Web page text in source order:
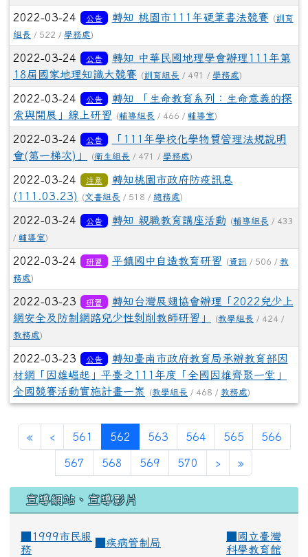
2022-03-24 公告 轉知 桃園市111年硬筆書法競賽 (訓育
組長 / 522 / 學務處)
2022-03-24 公告
轉知 中華民國地理學會辦理111年第
18屆國家地理知識大競賽
(訓育組長 / 491 / 學務處)
2022-03-24 公告
轉知 「生命教育系列：生命意義的探
索與開展」線上研習
(輔導組長 / 466 / 輔導室)
2022-03-24 公告
「111年學校化學物質管理法規說明
會(第一梯次)」
(衛生組長 / 471 / 學務處)
2022-03-24 注意
轉知桃園市政府防疫訊息
(111.03.23)
(文書組長 / 518 / 總務處)
2022-03-24 公告 轉知 親職教育講座活動 (輔導組長 / 433
/ 輔導室)
2022-03-24 研習 平鎮國中自造教育研習 (資訊/ 506 / 教
務處)
2022-03-23 研習
轉知台灣展翅協會辦理「2022兒少上
網安全及防制網路兒少性剝削教師研習」
(教學組長 / 424 /
教務處)
2022-03-23 公告
轉知臺南市政府教育局承辦教育部因
材網「因雄崛起」平臺之111年度「全國因雄齊聚一堂」
全國競賽活動實施計畫一案
(教學組長 / 468 / 教務處)
« ‹ 561 562 (current)
563 564 565 566
567 568 569 570 › »
宣導網站、宣導影片
■1999市民服
務
疾病管制局
國立臺灣
科學教育館